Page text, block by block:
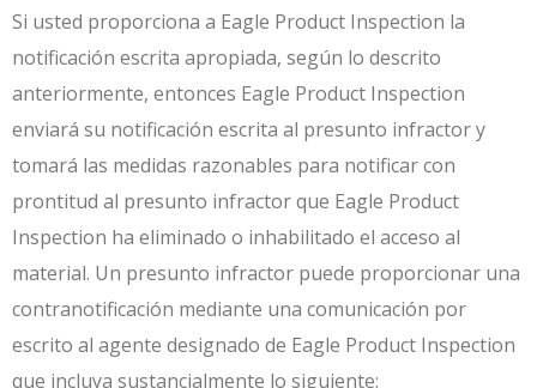
Si usted proporciona a Eagle Product Inspection la
notificación escrita apropiada, según lo descrito
anteriormente, entonces Eagle Product Inspection
enviará su notificación escrita al presunto infractor y
tomará las medidas razonables para notificar con
prontitud al presunto infractor que Eagle Product
Inspection ha eliminado o inhabilitado el acceso al
material. Un presunto infractor puede proporcionar una
contranotificación mediante una comunicación por
escrito al agente designado de Eagle Product Inspection
que incluya sustancialmente lo siguiente: